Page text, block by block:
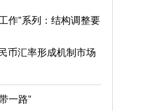
作”系列：结构调整要
币汇率形成机制市场
一路”